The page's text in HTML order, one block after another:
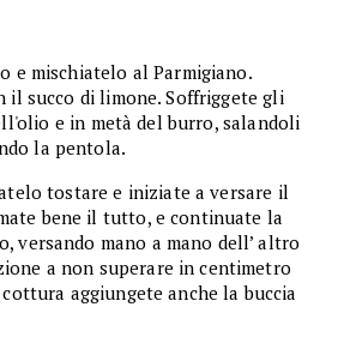
e mischiatelo al Parmigiano.
succo di limone. Soffriggete gli
e in metà del burro, salandoli
la pentola.
tostare e iniziate a versare il
bene il tutto, e continuate la
versando mano a mano dell’ altro
a non superare in centimetro
aggiungete anche la buccia